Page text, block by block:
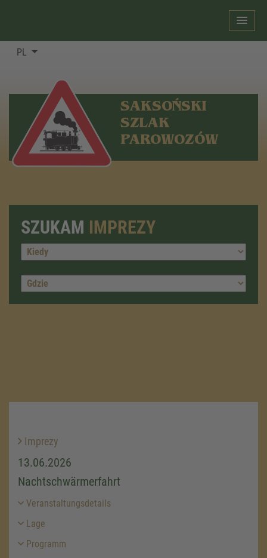
PL
SAKSOŃSKI
SZLAK
PAROWOZÓW
SZUKAM IMPREZY
Imprezy
13.06.2026
Nachtschwärmerfahrt
Veranstaltungsdetails
Lage
Programm